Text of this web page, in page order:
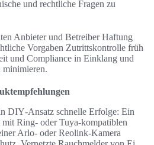
und rechtliche Fragen zu
Anbieter und Betreiber Haftung
Vorgaben Zutrittskontrolle früh
und Compliance in Einklang und
minimieren.
DIY‑Ansatz schnelle Erfolge: Ein
Ring- oder Tuya-kompatiblen
Arlo- oder Reolink-Kamera